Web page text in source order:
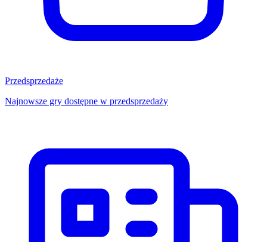
Przedsprzedaże
Najnowsze gry dostępne w przedsprzedaży